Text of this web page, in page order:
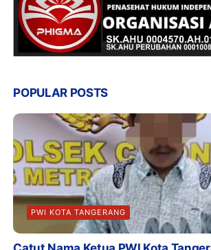
POPULAR POSTS
PWI KOTA TANGERANG